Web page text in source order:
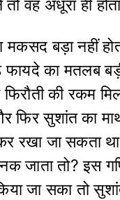
वह अधूरा ही
बड़ा नहीं
का मतलब
की रकम
फिर सुशांत का
रखा जा सकता
जाता तो? इस
जा सका तो